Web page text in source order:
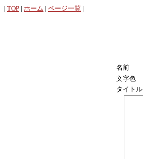
| TOP | ホーム | ページ一覧 |
名前
文字色
タイトル